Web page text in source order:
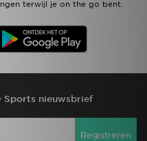
terwijl je on the go bent.
Sports nieuwsbrief
Registreren